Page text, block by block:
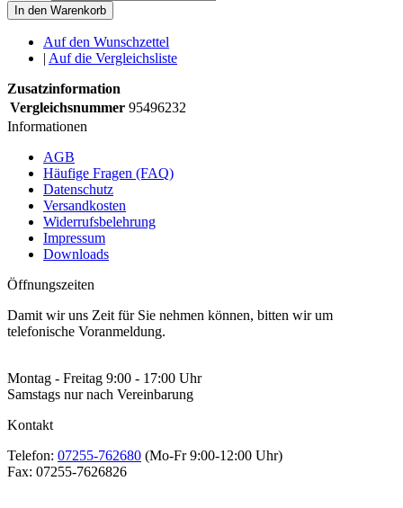
In den Warenkorb
Auf den Wunschzettel
| Auf die Vergleichsliste
Zusatzinformation
Vergleichsnummer 95496232
Informationen
AGB
Häufige Fragen (FAQ)
Datenschutz
Versandkosten
Widerrufsbelehrung
Impressum
Downloads
Öffnungszeiten
Damit wir uns Zeit für Sie nehmen können, bitten wir um
telefonische Voranmeldung.
Montag - Freitag 9:00 - 17:00 Uhr
Samstags nur nach Vereinbarung
Kontakt
Telefon: 07255-762680 (Mo-Fr 9:00-12:00 Uhr)
Fax: 07255-7626826